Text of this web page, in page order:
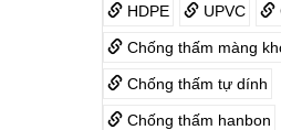
HDPE UPVC
Chống thấm màng
Chống thấm tự dính
Chống thấm hanbon